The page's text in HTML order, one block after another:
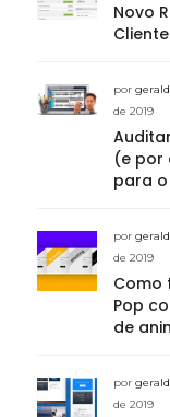
Novo
por
de 2019
(e por
para
por
de 2019
Como
Pop
de
por
de 2019